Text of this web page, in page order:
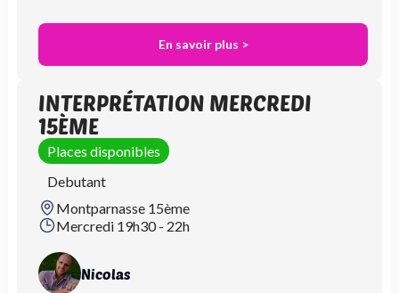
En savoir plus >
INTERPRÉTATION MERCREDI
15ÈME
Places disponibles
Debutant
Montparnasse 15ème
Mercredi 19h30 - 22h
Nicolas